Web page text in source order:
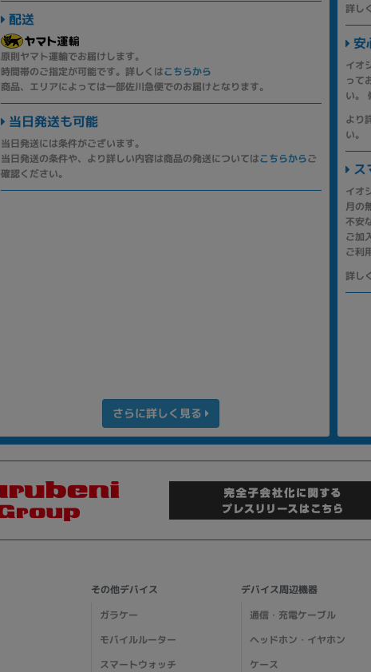
配送
原則ヤマト運輸でお届けします。
時間帯のご指定が可能です。詳しくはこちらから
商品、エリアによっては一部佐川急便でのお届けとなります。
当日発送も可能
当日発送には条件がございます。
当日発送の条件や、より詳しい内容は商品の発送についてはこちらからご
確認ください。
さらに詳しく見る
詳し
安
イオ
って
い。
より
い。
ス
イオ
月の
不安
ご加
ご利
詳し
その他デバイス
ガラケー
モバイルルーター
スマートウォッチ
デバイス周辺機器
通信・充電ケーブル
ヘッドホン・イヤホン
ケース